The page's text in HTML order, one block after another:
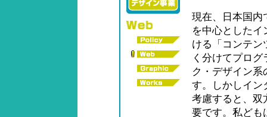
現在、日本国内
を中心とした
ける「コンテン
く分けてプロ
ク・デザイン
す。しかしイン
考慮すると、双
要です。私ども